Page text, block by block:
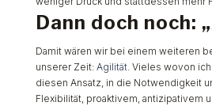
Dann doch noch:
Damit wären wir bei einem weiteren
unserer Zeit: Agilität. Vieles wovon
diesen Ansatz, in die Notwendigkeit
Flexibilität, proaktivem, antizipativem